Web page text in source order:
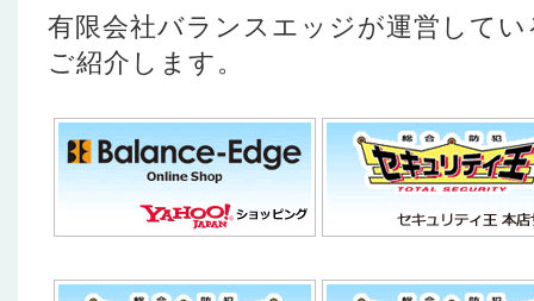
有限会社バランスエッジが運営して
ご紹介します。